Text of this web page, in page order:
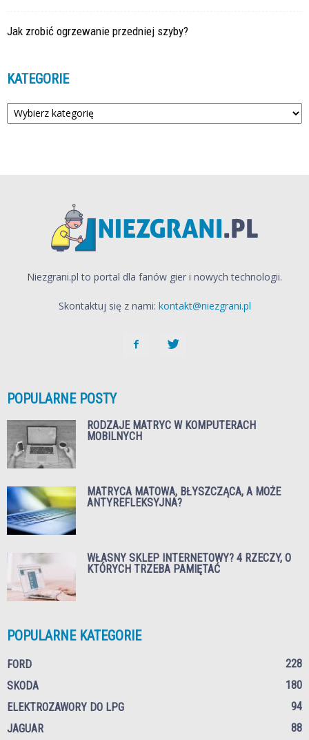
Jak zrobić ogrzewanie przedniej szyby?
KATEGORIE
Kategorie
Niezgrani.pl to portal dla fanów gier i nowych technologii.
Skontaktuj się z nami: kontakt@niezgrani.pl
POPULARNE POSTY
RODZAJE MATRYC W KOMPUTERACH
MOBILNYCH
MATRYCA MATOWA, BŁYSZCZĄCA, A MOŻE
ANTYREFLEKSYJNA?
WŁASNY SKLEP INTERNETOWY? 4 RZECZY, O
KTÓRYCH TRZEBA PAMIĘTAĆ
POPULARNE KATEGORIE
FORD
228
SKODA
180
ELEKTROZAWORY DO LPG
94
JAGUAR
88